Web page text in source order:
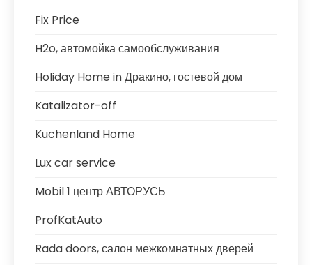
Fix Price
H2o, автомойка самообслуживания
Holiday Home in Дракино, гостевой дом
Katalizator-off
Kuchenland Home
Lux car service
Mobil 1 центр АВТОРУСЬ
ProfKatAuto
Rada doors, салон межкомнатных дверей